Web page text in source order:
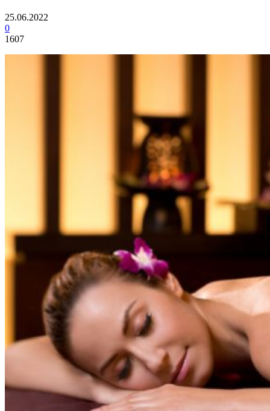
25.06.2022
0
1607